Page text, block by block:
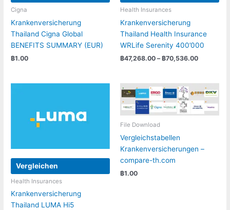
Cigna
Krankenversicherung
Thailand Cigna Global
BENEFITS SUMMARY (EUR)
฿1.00
Health Insurances
Krankenversicherung
Thailand Health Insurance
WRLife Serenity 400’000
฿47,268.00 –฿70,536.00
฿
Vergleichen
Health Insurances
Krankenversicherung
Thailand LUMA Hi5
File Download
Vergleichstabellen
Krankenversicherungen –
compare-th.com
฿1.00